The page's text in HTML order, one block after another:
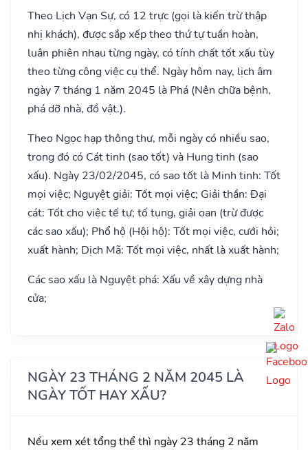
Theo Lịch Vạn Sự, có 12 trực (gọi là kiến trừ thập
nhị khách), được sắp xếp theo thứ tự tuần hoàn,
luân phiên nhau từng ngày, có tính chất tốt xấu tùy
theo từng công việc cụ thể. Ngày hôm nay, lịch âm
ngày 7 tháng 1 năm 2045 là Phá (Nên chữa bệnh,
phá dỡ nhà, đồ vật.).
Theo Ngọc hạp thông thư, mỗi ngày có nhiều sao,
trong đó có Cát tinh (sao tốt) và Hung tinh (sao
xấu). Ngày 23/02/2045, có sao tốt là Minh tinh: Tốt
mọi việc; Nguyệt giải: Tốt mọi việc; Giải thần: Đại
cát: Tốt cho việc tế tự; tố tụng, giải oan (trừ được
các sao xấu); Phổ hộ (Hội hộ): Tốt mọi việc, cưới hỏi;
xuất hành; Dịch Mã: Tốt mọi việc, nhất là xuất hành;
Các sao xấu là Nguyệt phá: Xấu về xây dựng nhà
cửa;
NGÀY 23 THÁNG 2 NĂM 2045 LÀ
NGÀY TỐT HAY XẤU?
Nếu xem xét tổng thể thì ngày 23 tháng 2 năm